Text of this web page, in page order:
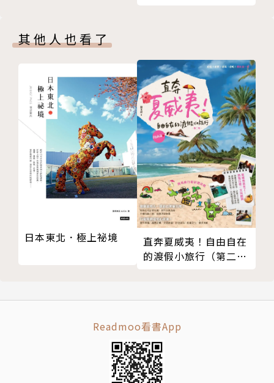
其他人也看了
日本東北．極上祕境
直奔夏威夷！自由自在
的渡假小旅行（第二
Readmoo看書App